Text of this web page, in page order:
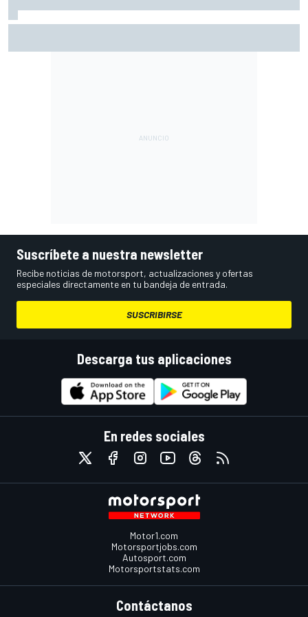
Suscríbete a nuestra newsletter
Recibe noticias de motorsport, actualizaciones y ofertas
especiales directamente en tu bandeja de entrada.
SUSCRIBIRSE
Descarga tus aplicaciones
En redes sociales
Motor1.com
Motorsportjobs.com
Autosport.com
Motorsportstats.com
Contáctanos